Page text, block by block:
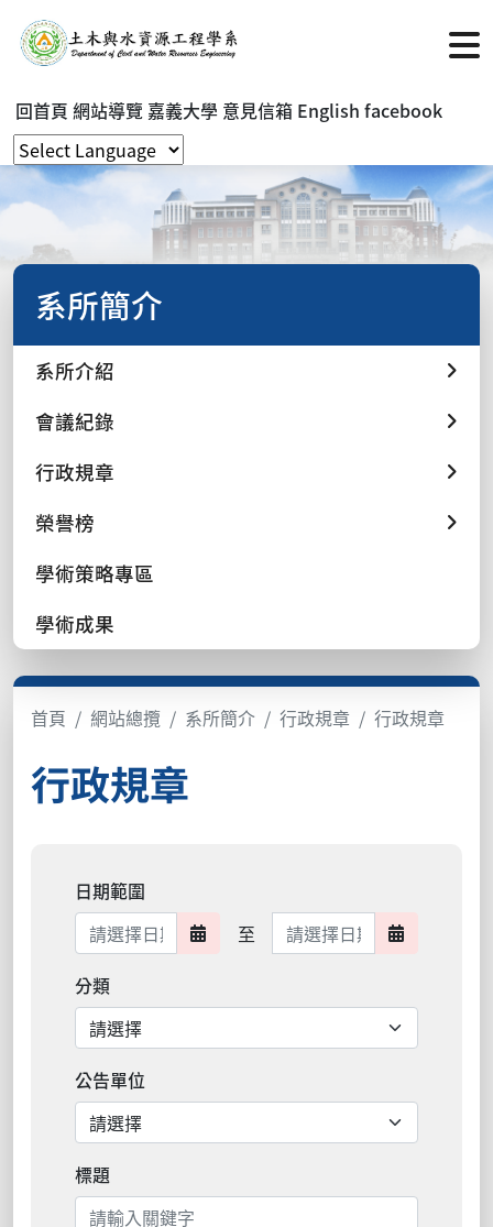
回首頁 網站導覽 嘉義大學 意見信箱 English facebook
系所簡介
系所介紹
會議紀錄
行政規章
榮譽榜
學術策略專區
學術成果
首頁 網站總攬 系所簡介 行政規章 行政規章
行政規章
日期範圍
日期範圍開始
至 日期範圍結束 日期範圍
分類
公告單位
標題